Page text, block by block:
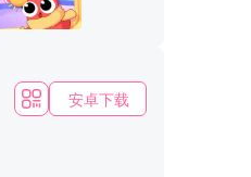
安卓下载